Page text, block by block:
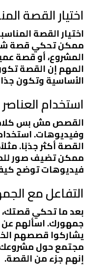
اختيار القصة
اختيار القصة
ممكن تحكي قصة
المشروع، أو قصة
المهم إن القصة
الأساسية وتكون
استخدام
القصص مش بس
وفيديوهات. استخدام
القصة أكثر جذبًا.
ممكن تضيف صور
فيديوهات توضح
التفاعل مع
بعد ما تحكي
جمهورك. اسألهم عن
يشاركوا قصصهم
مجتمع حول مشروعك
إنهم جزء من القصة.